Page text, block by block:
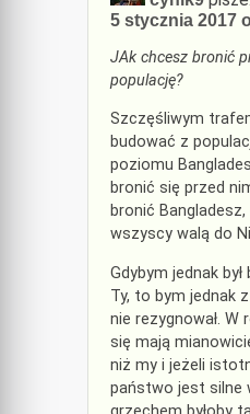
5 stycznia 2017
JAk chcesz bronić
populację?
Szczęśliwym
budować z
poziomu
bronić się przed
bronić
wszyscy walą do
Gdybym jednak
Ty, to bym jednak
nie rezygnował. W
się mają
niż my i jeżeli
państwo jest silne